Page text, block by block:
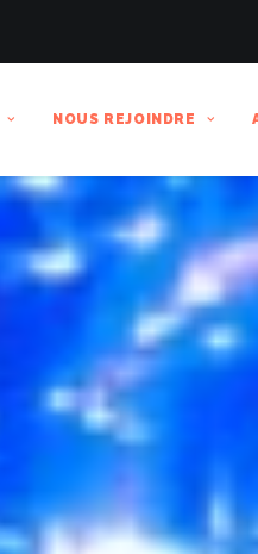
NOUS REJOINDRE